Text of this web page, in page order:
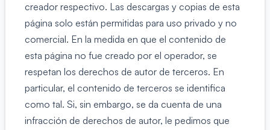
creador respectivo. Las descargas y copias de esta
página solo están permitidas para uso privado y no
comercial. En la medida en que el contenido de
esta página no fue creado por el operador, se
respetan los derechos de autor de terceros. En
particular, el contenido de terceros se identifica
como tal. Si, sin embargo, se da cuenta de una
infracción de derechos de autor, le pedimos que